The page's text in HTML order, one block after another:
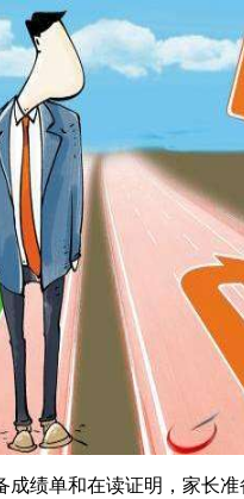
绩单和在读证明，家长准